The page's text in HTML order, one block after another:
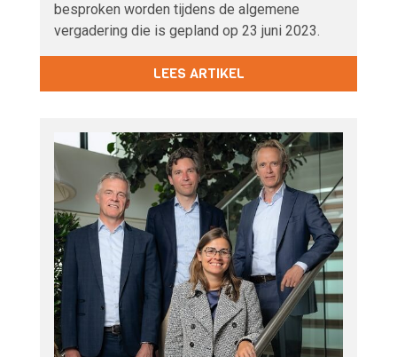
besproken worden tijdens de algemene
vergadering die is gepland op 23 juni 2023.
LEES ARTIKEL